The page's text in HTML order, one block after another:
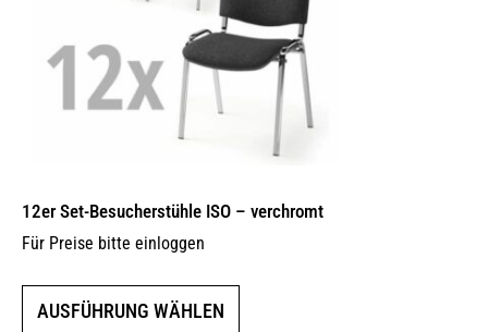
12er Set-Besucherstühle ISO – verchromt
Für Preise bitte einloggen
AUSFÜHRUNG WÄHLEN